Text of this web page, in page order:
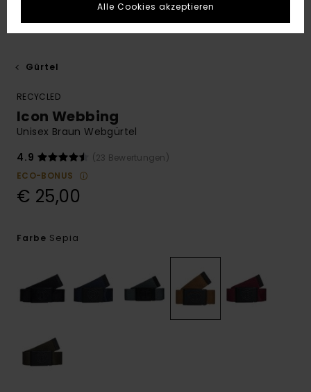
Gürtel
RECYCLED
Icon Webbing
Unisex Braun Webgürtel
4.9
(23 Bewertungen)
ECO-BONUS
€ 25,00
Farbe Sepia
Alle Cookies akzeptieren